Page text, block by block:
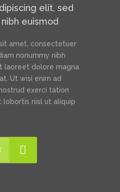
elit, sed
euismod
amet, consectetuer
nonummy nibh
laoreet dolore magna
Ut wisi enim ad
exerci tation
lobortis nisl ut aliquip